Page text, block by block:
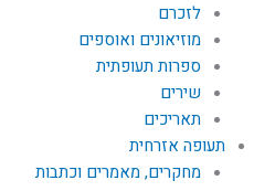
לזכרם
מוזיאונים ואוספים
ספרות תעופתית
שירים
תאריכים
תעופה אזרחית
מחקרים, מאמרים וכתבות